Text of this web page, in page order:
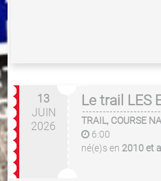
13
JUIN
2026
Le trail LES
TRAIL, COURSE
6:00
né(e)s en 2010 et